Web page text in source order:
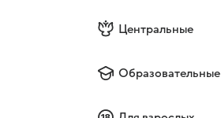
Центральные
Образовательные